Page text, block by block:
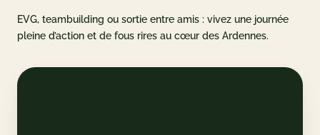
parc
EVG, teambuilding ou sortie entre amis : vivez une journée
pleine d’action et de fous rires au cœur des Ardennes.